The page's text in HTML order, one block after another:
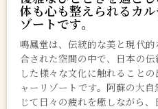
体も心も整えられるカル
ゾートです。
鳴鳳堂は、伝統的な美と現代
合された空間の中で、日本の伝
した様々な文化に触れること
ャーリゾートです。阿蘇の大
じて日々の疲れを癒しながら、